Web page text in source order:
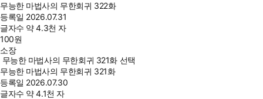
무능한 마법사의 무한회귀 322화
등록일 2026.07.31
글자수 약 4.3천 자
100원
소장
무능한 마법사의 무한회귀 321화 선택
무능한 마법사의 무한회귀 321화
등록일 2026.07.30
글자수 약 4.1천 자